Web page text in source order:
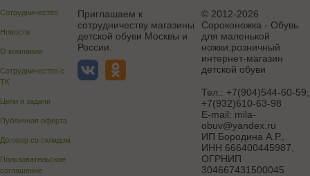
Сотрудничество
Новости
О компании
Сотрудничество с
ТК
Цели и задачи
Публичная оферта
Договор со складом
Пользовательское
соглашение
Приглашаем к
сотрудничеству магазины
детской обуви Москвы и
России.
© 2012-2026
Сороконожка - Обувь
для маленькой
ножки:розничный
интернет-магазин
детской обуви
Тел.: +7(904)544-60-59;
+7(932)610-63-98
E-mail: mila-
obuv@yandex.ru
ИП Бородина А.Р.
ИНН 666400445987,
ОГРНИП
304667431500045